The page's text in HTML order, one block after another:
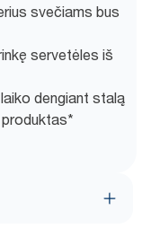
svečiams bus
servetėles iš
dengiant stalą